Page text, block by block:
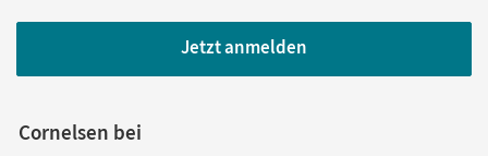
Jetzt anmelden
Cornelsen bei